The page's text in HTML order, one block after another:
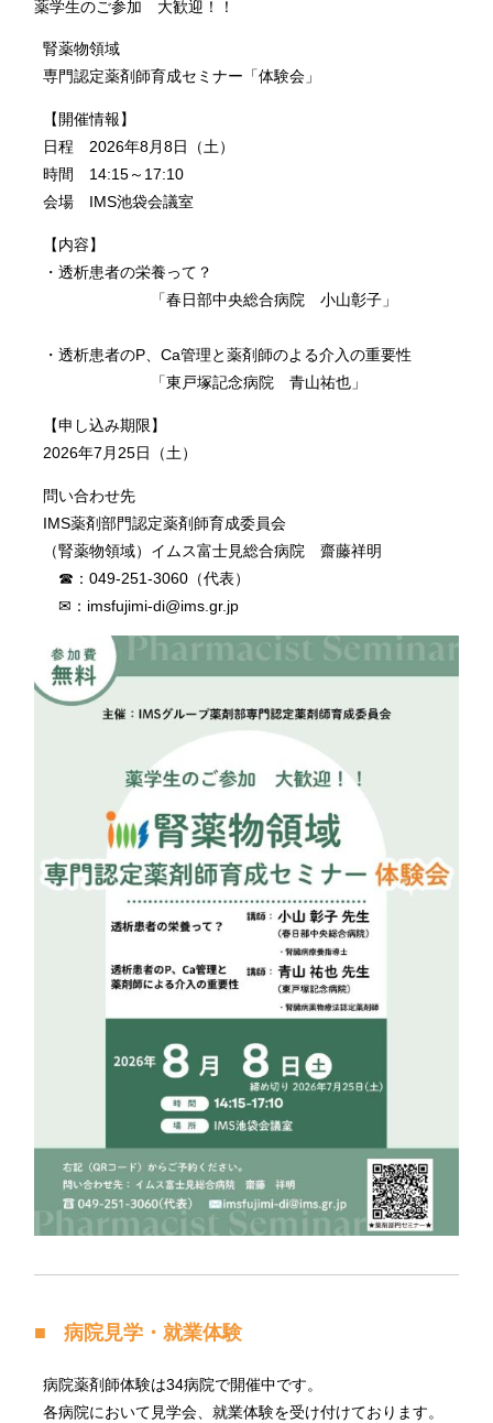
薬学生のご参加 大歓迎！！
腎薬物領域
専門認定薬剤師育成セミナー「体験会」
【開催情報】
日程 2026年8月8日（土）
時間 14:15～17:10
会場 IMS池袋会議室
【内容】
・透析患者の栄養って？
「春日部中央総合病院 小山彰子」
・透析患者のP、Ca管理と薬剤師のよる介入の重要性
「東戸塚記念病院 青山祐也」
【申し込み期限】
2026年7月25日（土）
問い合わせ先
IMS薬剤部門認定薬剤師育成委員会
（腎薬物領域）イムス富士見総合病院 齋藤祥明
☎：049‐251‐3060（代表）
✉：imsfujimi-di@ims.gr.jp
病院見学・就業体験
病院薬剤師体験は34病院で開催中です。
各病院において見学会、就業体験を受け付けております。